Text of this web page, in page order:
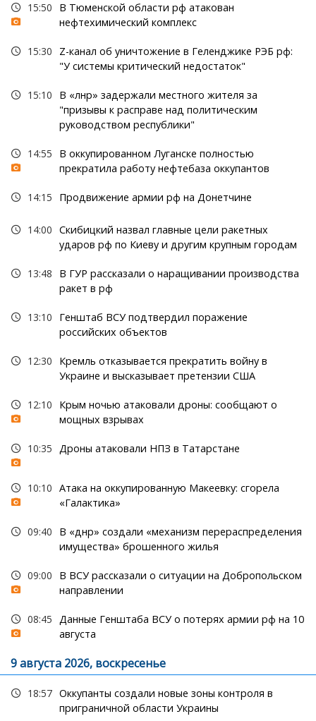
15:50
В Тюменской области рф атакован
нефтехимический комплекс
15:30
Z-канал об уничтожение в Геленджике РЭБ рф:
"У системы критический недостаток"
15:10
В «лнр» задержали местного жителя за
"призывы к расправе над политическим
руководством республики"
14:55
В оккупированном Луганске полностью
прекратила работу нефтебаза оккупантов
14:15 Продвижение армии рф на Донетчине
14:00 Скибицкий назвал главные цели ракетных
ударов рф по Киеву и другим крупным городам
13:48
В ГУР рассказали о наращивании производства
ракет в рф
13:10
Генштаб ВСУ подтвердил поражение
российских объектов
12:30
Кремль отказывается прекратить войну в
Украине и высказывает претензии США
12:10
Крым ночью атаковали дроны: сообщают о
мощных взрывах
10:35 Дроны атаковали НПЗ в Татарстане
10:10 Атака на оккупированную Макеевку: сгорела
«Галактика»
09:40
В «днр» создали «механизм перераспределения
имущества» брошенного жилья
09:00
В ВСУ рассказали о ситуации на Добропольском
направлении
08:45 Данные Генштаба ВСУ о потерях армии рф на 10
августа
9 августа 2026, воскресенье
18:57 Оккупанты создали новые зоны контроля в
приграничной области Украины